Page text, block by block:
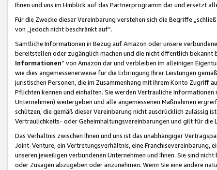
Ihnen und uns im Hinblick auf das Partnerprogramm dar und ersetzt
Für die Zwecke dieser Vereinbarung verstehen sich die Begriffe
von „jedoch nicht beschränkt auf“.
Sämtliche Informationen in Bezug auf Amazon oder unsere
bereitstellen oder zugänglich machen und die nicht öffentlich
Informationen“ von Amazon dar und verbleiben im alleinigen
wie dies angemessenerweise für die Erbringung Ihrer Leistungen
juristischen Personen, die im Zusammenhang mit Ihrem Konto
Pflichten kennen und einhalten. Sie werden Vertrauliche
Unternehmen) weitergeben und alle angemessenen Maßnahmen
schützen, die gemäß dieser Vereinbarung nicht ausdrücklich zulässig
Vertraulichkeits- oder Geheimhaltungsvereinbarungen und gilt für die
Das Verhältnis zwischen Ihnen und uns ist das unabhängiger
Joint-Venture, ein Vertretungsverhältnis, eine Franchisevereinbarung,
unseren jeweiligen verbundenen Unternehmen und Ihnen. Sie sind
oder Zusagen abzugeben oder anzunehmen. Wenn Sie eine andere